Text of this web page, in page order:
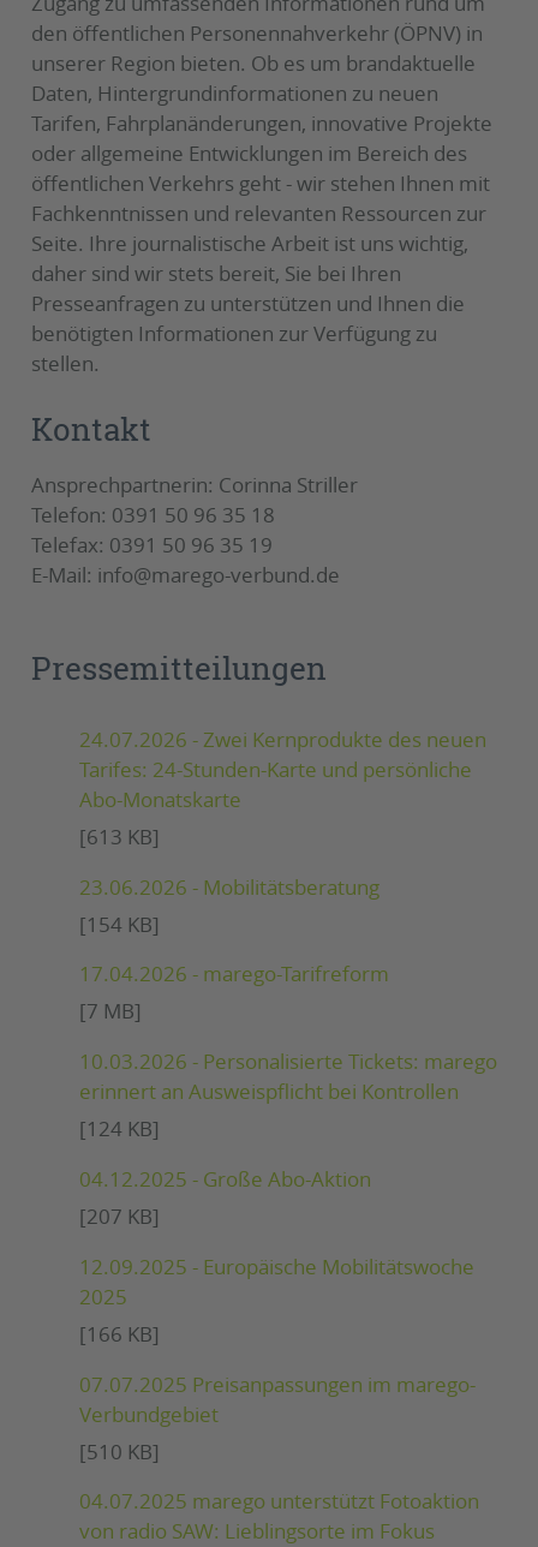
den öffentlichen Personennahverkehr (ÖPNV) in
unserer Region bieten. Ob es um brandaktuelle
Daten, Hintergrundinformationen zu neuen
Tarifen, Fahrplanänderungen, innovative Projekte
oder allgemeine Entwicklungen im Bereich des
öffentlichen Verkehrs geht - wir stehen Ihnen mit
Fachkenntnissen und relevanten Ressourcen zur
Seite. Ihre journalistische Arbeit ist uns wichtig,
daher sind wir stets bereit, Sie bei Ihren
Presseanfragen zu unterstützen und Ihnen die
benötigten Informationen zur Verfügung zu
stellen.
Kontakt
Ansprechpartnerin: Corinna Striller
Telefon: 0391 50 96 35 18
Telefax: 0391 50 96 35 19
E-Mail: info@marego-verbund.de
Pressemitteilungen
24.07.2026 - Zwei Kernprodukte des neuen
Tarifes: 24-Stunden-Karte und persönliche
Abo-Monatskarte
[613 KB]
23.06.2026 - Mobilitätsberatung
[154 KB]
17.04.2026 - marego-Tarifreform
[7 MB]
10.03.2026 - Personalisierte Tickets: marego
erinnert an Ausweispflicht bei Kontrollen
[124 KB]
04.12.2025 - Große Abo-Aktion
[207 KB]
12.09.2025 - Europäische Mobilitätswoche
2025
[166 KB]
07.07.2025 Preisanpassungen im marego-
Verbundgebiet
[510 KB]
04.07.2025 marego unterstützt Fotoaktion
von radio SAW: Lieblingsorte im Fokus